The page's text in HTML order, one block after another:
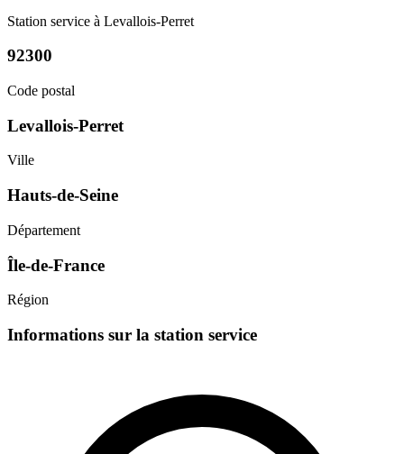
Station service à Levallois-Perret
92300
Code postal
Levallois-Perret
Ville
Hauts-de-Seine
Département
Île-de-France
Région
Informations sur la station service